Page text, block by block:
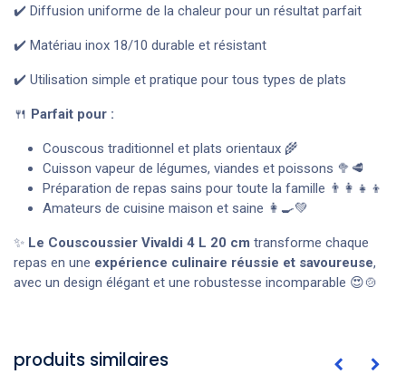
✔️ Diffusion uniforme de la chaleur pour un résultat parfait
✔️ Matériau inox 18/10 durable et résistant
✔️ Utilisation simple et pratique pour tous types de plats
🍴 Parfait pour :
Couscous traditionnel et plats orientaux 🌾
Cuisson vapeur de légumes, viandes et poissons 🥦🥩
Préparation de repas sains pour toute la famille 👨‍👩‍👧‍👦
Amateurs de cuisine maison et saine 👩‍🍳💚
✨ Le Couscoussier Vivaldi 4 L 20 cm transforme chaque
repas en une expérience culinaire réussie et savoureuse,
avec un design élégant et une robustesse incomparable 😍🍲
produits similaires